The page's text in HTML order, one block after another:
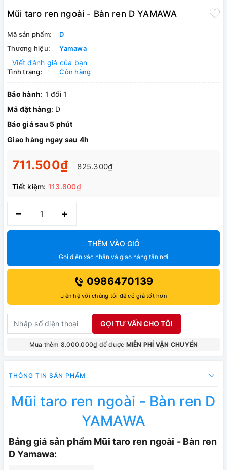
Mũi taro ren ngoài - Bàn ren D YAMAWA
Mã sản phẩm:
D
Thương hiệu:
Yamawa
Viết đánh giá của bạn
Tình trạng: Còn hàng
Bảo hành: 1 đổi 1
Mã đặt hàng: D
Báo giá sau 5 phút
Giao hàng ngay sau 4h
711.500₫ 825.300₫
Tiết kiệm: 113.800₫
– +
THÊM VÀO GIỎ
Gọi điện xác nhận và giao hàng tận nơi
0986470139
Liên hệ với chúng tôi để có giá tốt hơn
GỌI TƯ VẤN CHO TÔI
Mua thêm 8.000.000₫ để được MIỄN PHÍ VẬN CHUYỂN
THÔNG TIN SẢN PHẨM
Mũi taro ren ngoài - Bàn ren D
YAMAWA
Bảng giá sản phẩm Mũi taro ren ngoài - Bàn ren
D Yamawa: